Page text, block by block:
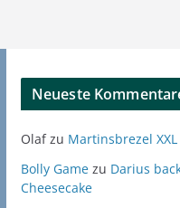
Neueste
Olafzu Martinsbrezel XXL
Bolly Gamezu Darius
Cheesecake